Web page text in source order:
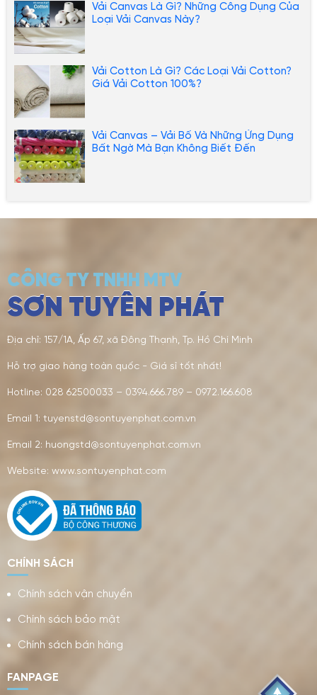
Vải Canvas Là Gì? Những Công Dụng Của
Loại Vải Canvas Này?
Vải Cotton Là Gì? Các Loại Vải Cotton?
Giá Vải Cotton 100%?
Vải Canvas – Vải Bố Và Những Ứng Dụng
Bất Ngờ Mà Bạn Không Biết Đến
CÔNG TY TNHH MTV
SƠN TUYÊN PHÁT
Địa chỉ: 157/1A, Ấp 67, xã Đông Thạnh, Tp. Hồ Chí Minh
Hỗ trợ giao hàng toàn quốc - Giá sỉ tốt nhất!
Hotline: 028 62500033 – 0394.666.789 – 0972.166.608
Email 1: tuyenstd@sontuyenphat.com.vn
Email 2: huongstd@sontuyenphat.com.vn
Website: www.sontuyenphat.com
CHÍNH SÁCH
Chính sách vận chuyển
Chính sách bảo mật
Chính sách bán hàng
FANPAGE